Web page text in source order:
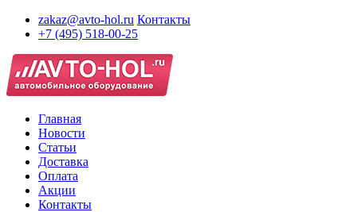
zakaz@avto-hol.ru Контакты
+7 (495) 518-00-25
Главная
Новости
Статьи
Доставка
Оплата
Акции
Контакты